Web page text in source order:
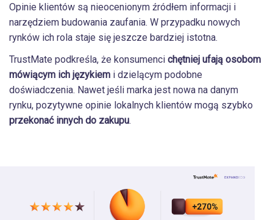
Opinie klientów są nieocenionym źródłem informacji i
narzędziem budowania zaufania. W przypadku nowych
rynków ich rola staje się jeszcze bardziej istotna.
TrustMate podkreśla, że konsumenci chętniej ufają osobom
mówiącym ich językiem i dzielącym podobne
doświadczenia. Nawet jeśli marka jest nowa na danym
rynku, pozytywne opinie lokalnych klientów mogą szybko
przekonać innych do zakupu.